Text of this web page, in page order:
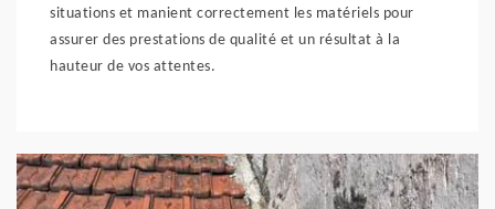
situations et manient correctement les matériels pour
assurer des prestations de qualité et un résultat à la
hauteur de vos attentes.